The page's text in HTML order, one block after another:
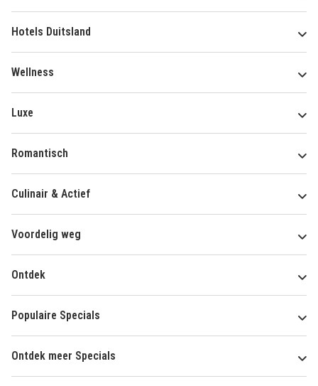
Hotels Duitsland
Wellness
Luxe
Romantisch
Culinair & Actief
Voordelig weg
Ontdek
Populaire Specials
Ontdek meer Specials